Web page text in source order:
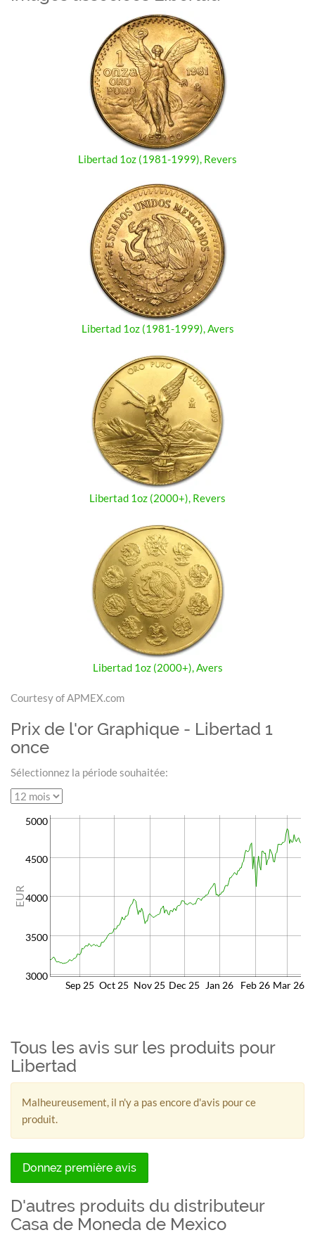
Libertad 1oz (1981-1999), Revers
Libertad 1oz (1981-1999), Avers
Libertad 1oz (2000+), Revers
Libertad 1oz (2000+), Avers
Courtesy of APMEX.com
Prix de l'or Graphique - Libertad 1
once
Sélectionnez la période souhaitée:
3000
3500
4000
4500
5000
Sep 25 Oct 25 Nov 25 Dec 25 Jan 26 Feb 26 Mar 26
EUR
Tous les avis sur les produits pour
Libertad
Malheureusement, il n'y a pas encore d'avis pour ce
produit.
Donnez première avis
D'autres produits du distributeur
Casa de Moneda de Mexico